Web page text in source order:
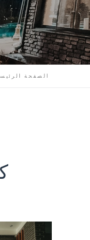
الصفحة